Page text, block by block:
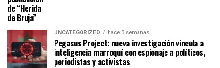
de “Herida
de Bruja”
UNCATEGORIZED hace 3 semanas
Pegasus Project: nueva investigación vincula a
inteligencia marroquí con espionaje a políticos,
periodistas y activistas